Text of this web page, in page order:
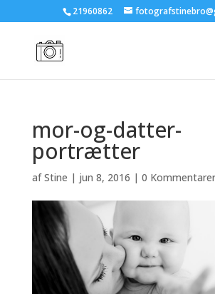
21960862
mor-og-datter-
portrætter
afStine | jun 8, 2016 | 0 Kommentarer